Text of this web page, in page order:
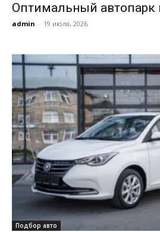
Оптимальный автопарк
admin - 19 июля, 2026
Подбор авто